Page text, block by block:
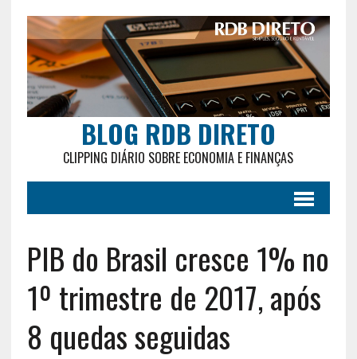
BLOG RDB DIRETO
CLIPPING DIÁRIO SOBRE ECONOMIA E FINANÇAS
PIB do Brasil cresce 1% no
1º trimestre de 2017, após
8 quedas seguidas